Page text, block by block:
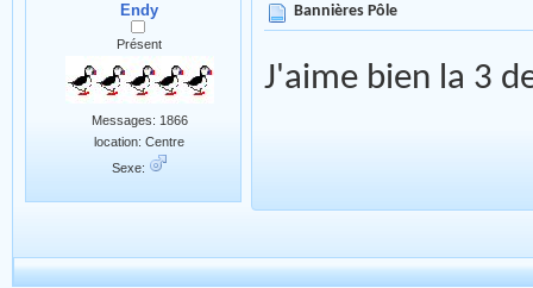
Endy
Présent
Messages: 1866
location: Centre
Sexe:
Bannières Pôle
J'aime bien la 3